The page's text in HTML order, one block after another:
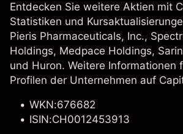
Entdecken Sie weitere Aktien mit
Statistiken und
Pieris Pharmaceuticals, Inc.,
Holdings, Medpace Holdings,
und Huron. Weitere Informationen
Profilen der Unternehmen auf
WKN:676682
ISIN:CH0012453913